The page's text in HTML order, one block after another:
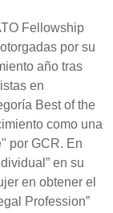
Fellowship
por su
año tras
en
Best of the
como una
por GCR. En
en su
en obtener el
Profession”